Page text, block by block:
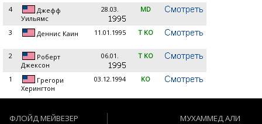
4
Джефф
Уильямс
28.03. MD
3 Деннис Каин 11.01.1995 T KO
2
Роберт
Джексон
06.01. T KO
1
Грегори
Херингтон
03.12.1994 KO
ФЛОЙД МЕЙВЕЗЕР МУХАММЕД АЛИ